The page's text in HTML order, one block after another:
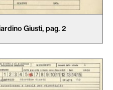
Giusti, pag. 2